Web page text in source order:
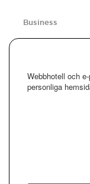
Business
Webbhotell och
personliga